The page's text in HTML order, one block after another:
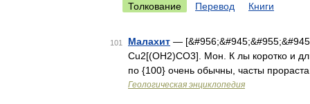
Толкование Перевод Книги
101 Малахит —
Cu2[(OH2)CO3]. Мон. К лы коротко и
по {100} очень обычны, часты
Геологическая энциклопедия